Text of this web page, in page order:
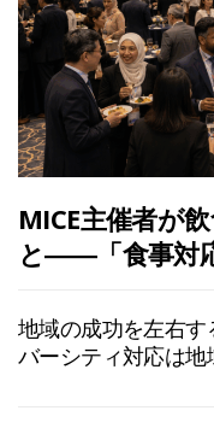
MICE主催者が
と――「食事対
地域の成功を左右
バーシティ対応は